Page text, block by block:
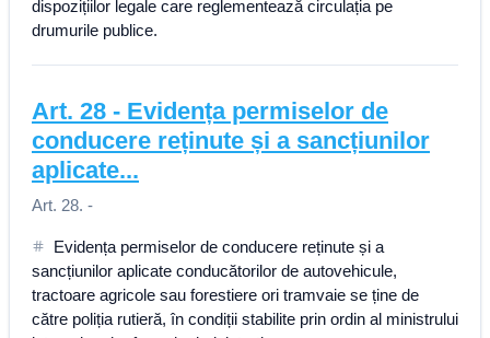
dispozițiilor legale care reglementează circulația pe
drumurile publice.
Art. 28 - Evidența permiselor de
conducere reținute și a sancțiunilor
aplicate...
Art. 28. -
Evidența permiselor de conducere reținute și a
sancțiunilor aplicate conducătorilor de autovehicule,
tractoare agricole sau forestiere ori tramvaie se ține de
către poliția rutieră, în condiții stabilite prin ordin al ministrului